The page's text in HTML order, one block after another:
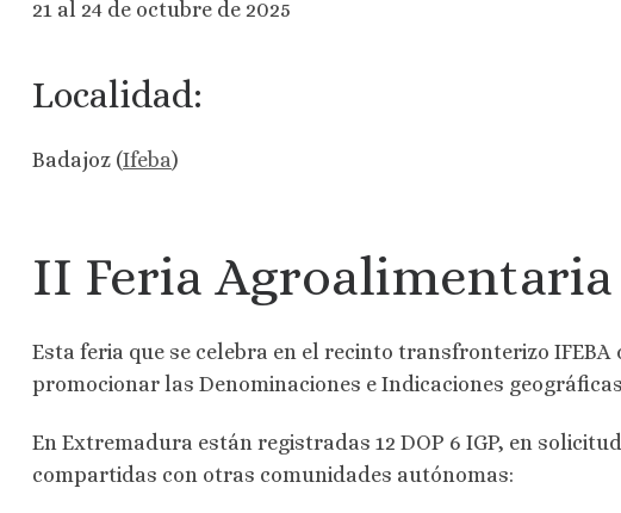
21 al 24 de octubre de 2025
Localidad:
Badajoz (Ifeba)
II Feria Agroalimentaria
Esta feria que se celebra en el recinto transfronterizo
promocionar las Denominaciones e Indicaciones
En Extremadura están registradas 12 DOP 6 IGP, en solicitud
compartidas con otras comunidades autónomas: